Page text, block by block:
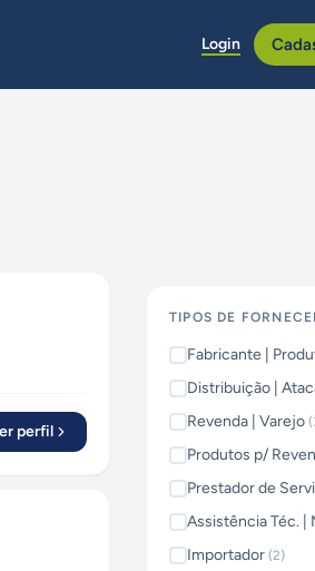
Login
perfil
TIPOS DE
Fabricante |
Distribuição |
Revenda | Varejo (
Produtos p/
Prestador de
Assistência Téc. |
Importador (2)